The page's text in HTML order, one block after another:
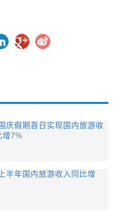
庆假期首日实现国内旅游收
增7%
半年国内旅游收入同比增